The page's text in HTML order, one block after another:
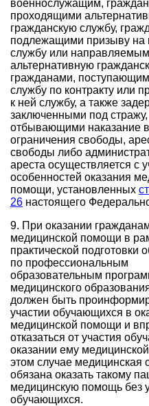
военнослужащим,
проходящими
гражданскую службу,
подлежащими призыву на
службу или
альтернативную
гражданами,
службу по контракту или
к ней службу, а также
заключенными под стражу,
отбывающими наказание
ограничения свободы,
свободы либо
ареста осуществляется с
особенностей оказания
помощи, установленных
26 настоящего
9. При оказании
медицинской помощи в
практической подготовки
по профессиональным
образовательным
медицинского
должен быть
участии обучающихся в
медицинской помощи и
отказаться от участия
оказании ему
этом случае медицинская
обязана оказать такому
медицинскую помощь без
обучающихся.